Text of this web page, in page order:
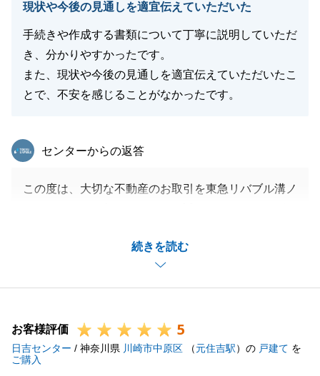
閉じる
現状や今後の見通しを適宜伝えていただいた
手続きや作成する書類について丁寧に説明していただ
き、分かりやすかったです。
また、現状や今後の見通しを適宜伝えていただいたこ
とで、不安を感じることがなかったです。
続きを読む
東急リバブル
センターからの返答
この度は、大切な不動産のお取引を東急リバブル溝ノ
不動産売買は、聞き慣れない専門用語や複雑な書類が
多く、どなた様も少なからず不安を抱えられるもので
す。
すい説明」と「先を見通せるスケジュール提示」を何
よりも大切にしております。
「不安を感じることがなかった」とのお言葉をいただ
お客様評価 5
日吉センター / 神奈川県 川崎市中原区 （元住吉駅）の 戸建て を
ご購入